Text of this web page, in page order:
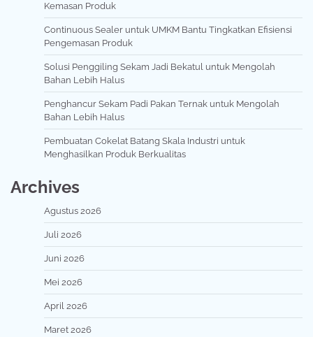
Kemasan Produk
Continuous Sealer untuk UMKM Bantu Tingkatkan Efisiensi
Pengemasan Produk
Solusi Penggiling Sekam Jadi Bekatul untuk Mengolah
Bahan Lebih Halus
Penghancur Sekam Padi Pakan Ternak untuk Mengolah
Bahan Lebih Halus
Pembuatan Cokelat Batang Skala Industri untuk
Menghasilkan Produk Berkualitas
Archives
Agustus 2026
Juli 2026
Juni 2026
Mei 2026
April 2026
Maret 2026